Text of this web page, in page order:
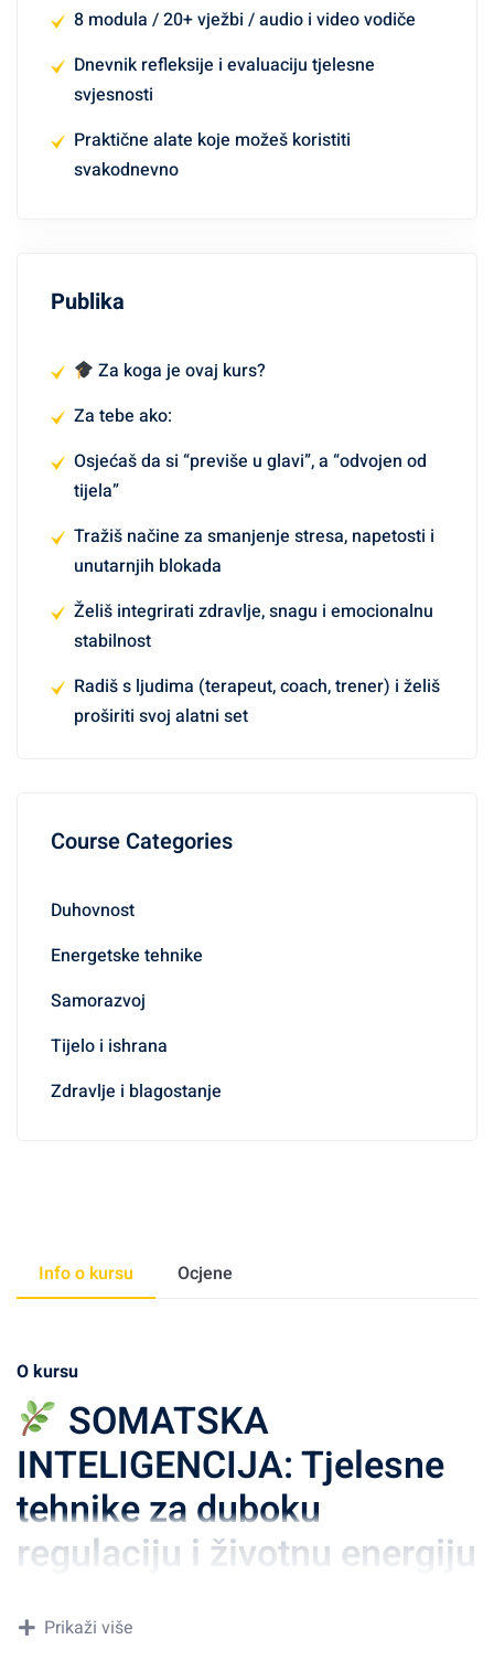
Info o kursu Ocjene
O kursu
SOMATSKA
INTELIGENCIJA: Tjelesne
tehnike za duboku
regulaciju i životnu energiju
Opis kursa:
Prikaži više
8 modula / 20+ vježbi / audio i video vodiče
Dnevnik refleksije i evaluaciju tjelesne
svjesnosti
Praktične alate koje možeš koristiti
svakodnevno
Publika
Za koga je ovaj kurs?
Za tebe ako:
Osjećaš da si “previše u glavi”, a “odvojen od
tijela”
Tražiš načine za smanjenje stresa, napetosti i
unutarnjih blokada
Želiš integrirati zdravlje, snagu i emocionalnu
stabilnost
Radiš s ljudima (terapeut, coach, trener) i želiš
proširiti svoj alatni set
Course Categories
Duhovnost
Energetske tehnike
Samorazvoj
Tijelo i ishrana
Zdravlje i blagostanje